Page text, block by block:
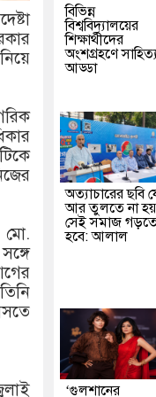
মো.
বিভিন্ন
বিশ্ববিদ্যালয়ের
শিক্ষার্থীদের
অংশগ্রহণে
আড্ডা
অত্যাচারের ছবি
আর তুলতে না
সেই সমাজ
হবে: আলাল
‘গুলশানের